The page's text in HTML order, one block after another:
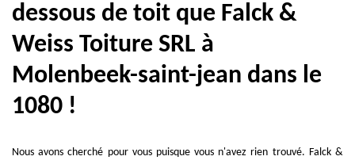
dessous de toit que Falck &
Weiss Toiture SRL à
Molenbeek-saint-jean dans le
1080 !
Nous avons cherché pour vous puisque vous n'avez rien trouvé. Falck &